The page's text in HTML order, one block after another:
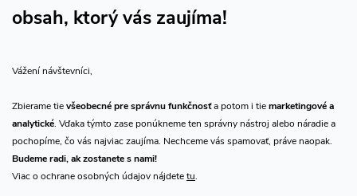
obsah, ktorý vás zaujíma!
Vážení návštevníci,
Zbierame tievšeobecné pre správnu funkčnosťa potom i tiemarketingové a
analytické. Vďaka týmto zase ponúkneme ten správny nástroj alebo náradie a
pochopíme, čo vás najviac zaujíma. Nechceme vás spamovať, práve naopak.
Budeme radi, ak zostanete s nami!
Viac o ochrane osobných údajov nájdetetu.
Prijímame online platby